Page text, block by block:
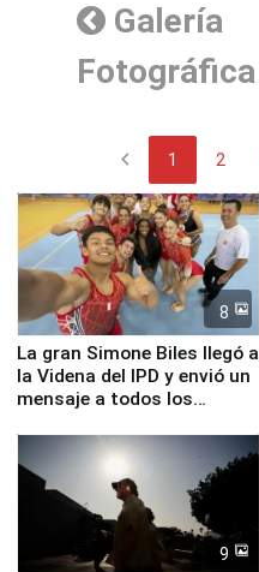
Galería
Fotográfica
chevron_left 1 2
8
La gran Simone Biles llegó a
la Videna del IPD y envió un
mensaje a todos los
9